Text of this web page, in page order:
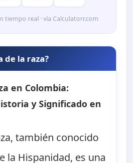
tiempo real · vía Calculatorr.com
de la raza?
en Colombia:
y Significado en
también conocido
la Hispanidad, es una